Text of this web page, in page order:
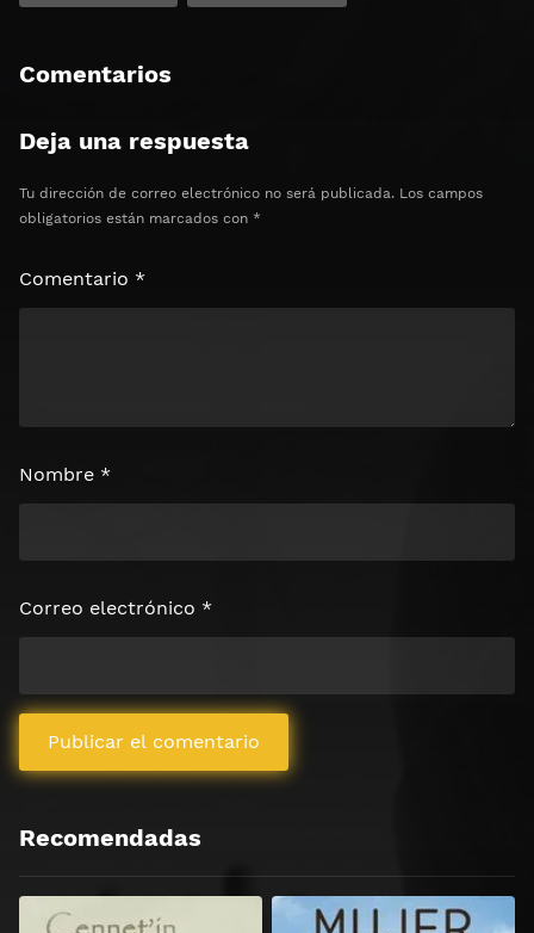
Comentarios
Deja una respuesta
Tu dirección de correo electrónico no será publicada. Los campos
obligatorios están marcados con *
Comentario *
Nombre *
Correo electrónico *
Recomendadas